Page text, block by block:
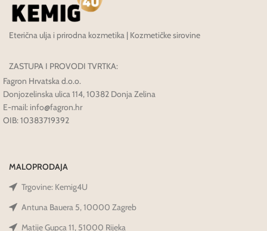
Eterična ulja i prirodna kozmetika | Kozmetičke sirovine
ZASTUPA I PROVODI TVRTKA:
Fagron Hrvatska d.o.o.
Donjozelinska ulica 114, 10382 Donja Zelina
E-mail: info@fagron.hr
OIB: 10383719392
MALOPRODAJA
Trgovine: Kemig4U
Antuna Bauera 5, 10000 Zagreb
Matije Gupca 11, 51000 Rijeka